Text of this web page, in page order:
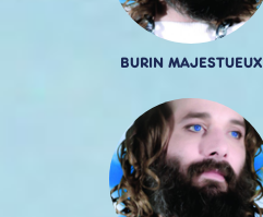
BURIN MAJESTUEUX